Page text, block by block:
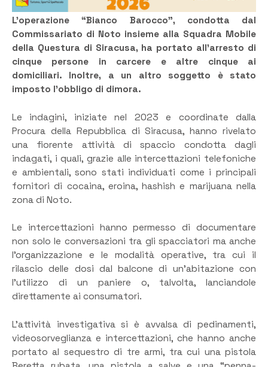
L’operazione “Bianco Barocco”, condotta dal
Commissariato di Noto insieme alla Squadra Mobile
della Questura di Siracusa, ha portato all’arresto di
cinque persone in carcere e altre cinque ai
domiciliari. Inoltre, a un altro soggetto è stato
imposto l’obbligo di dimora.
Le indagini, iniziate nel 2023 e coordinate dalla
Procura della Repubblica di Siracusa, hanno rivelato
una fiorente attività di spaccio condotta dagli
indagati, i quali, grazie alle intercettazioni telefoniche
e ambientali, sono stati individuati come i principali
fornitori di cocaina, eroina, hashish e marijuana nella
zona di Noto.
Le intercettazioni hanno permesso di documentare
non solo le conversazioni tra gli spacciatori ma anche
l’organizzazione e le modalità operative, tra cui il
rilascio delle dosi dal balcone di un’abitazione con
l’utilizzo di un paniere o, talvolta, lanciandole
direttamente ai consumatori.
L’attività investigativa si è avvalsa di pedinamenti,
videosorveglianza e intercettazioni, che hanno anche
portato al sequestro di tre armi, tra cui una pistola